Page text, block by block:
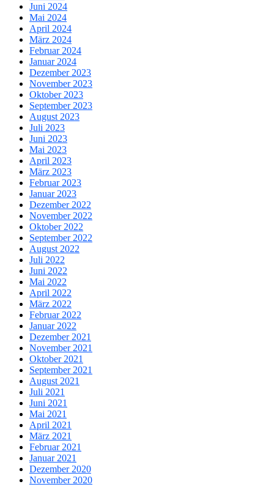
Juni 2024
Mai 2024
April 2024
März 2024
Februar 2024
Januar 2024
Dezember 2023
November 2023
Oktober 2023
September 2023
August 2023
Juli 2023
Juni 2023
Mai 2023
April 2023
März 2023
Februar 2023
Januar 2023
Dezember 2022
November 2022
Oktober 2022
September 2022
August 2022
Juli 2022
Juni 2022
Mai 2022
April 2022
März 2022
Februar 2022
Januar 2022
Dezember 2021
November 2021
Oktober 2021
September 2021
August 2021
Juli 2021
Juni 2021
Mai 2021
April 2021
März 2021
Februar 2021
Januar 2021
Dezember 2020
November 2020